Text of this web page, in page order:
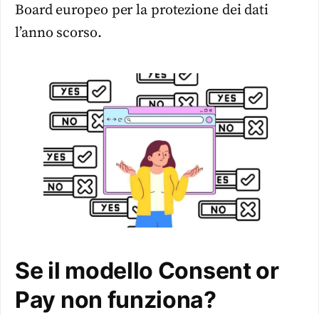
Board europeo per la protezione dei dati
l’anno scorso.
Se il modello Consent or
Pay non funziona?